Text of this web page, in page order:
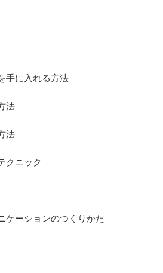
手に入れる方法
法
法
クニック
ケーションのつくりかた